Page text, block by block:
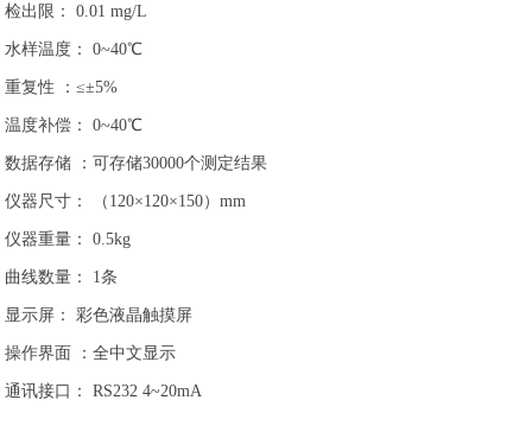
检出限： 0.01 mg/L
水样温度： 0~40℃
重复性 ：≤±5%
温度补偿： 0~40℃
数据存储 ：可存储30000个测定结果
仪器尺寸： （120×120×150）mm
仪器重量： 0.5kg
曲线数量： 1条
显示屏： 彩色液晶触摸屏
操作界面 ：全中文显示
通讯接口： RS232 4~20mA